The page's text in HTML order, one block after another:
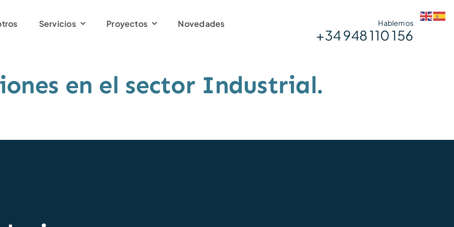
Servicios Proyectos
Novedades
Hablemos
+34 948 110 156
en el sector Industrial.